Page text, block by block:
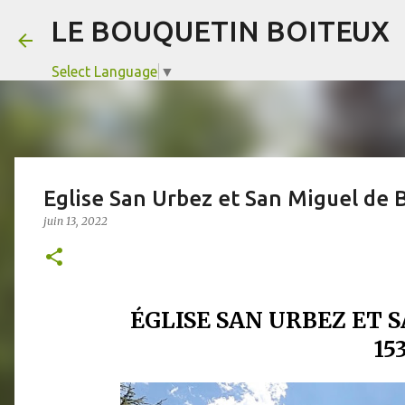
LE BOUQUETIN BOITEUX
Select Language ▼
Eglise San Urbez et San Miguel de
juin 13, 2022
ÉGLISE SAN URBEZ ET